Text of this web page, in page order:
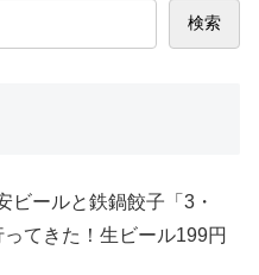
検索
ビールと鉄鍋餃子「3・
てきた！生ビール199円